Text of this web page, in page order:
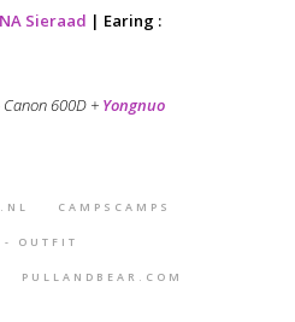
Sieraad | Earing :
600D + Yongnuo
CAMPSCAMPS
- OUTFIT
PULLANDBEAR.COM